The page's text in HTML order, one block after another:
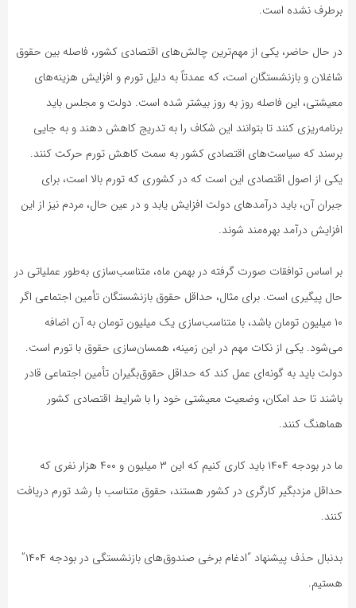
برطرف نشده است.
در حال حاضر، یکی از مهم‌ترین چالش‌های اقتصادی کشور، فاصله بین حقوق
شاغلان و بازنشستگان است، که عمدتاً به دلیل تورم و افزایش هزینه‌های
معیشتی، این فاصله روز به روز بیشتر شده است. دولت و مجلس باید
برنامه‌ریزی کنند تا بتوانند این شکاف را به تدریج کاهش دهند و به جایی
برسند که سیاست‌های اقتصادی کشور به سمت کاهش تورم حرکت کنند.
یکی از اصول اقتصادی این است که در کشوری که تورم بالا است، برای
جبران آن، باید درآمدهای دولت افزایش یابد و در عین حال، مردم نیز از این
افزایش درآمد بهره‌مند شوند.
بر اساس توافقات صورت گرفته در بهمن ماه، متناسب‌سازی به‌طور عملیاتی در
حال پیگیری است. برای مثال، حداقل حقوق بازنشستگان تأمین اجتماعی اگر
۱۰ میلیون تومان باشد، با متناسب‌سازی یک میلیون تومان به آن اضافه
می‌شود. یکی از نکات مهم در این زمینه، همسان‌سازی حقوق با تورم است.
دولت باید به گونه‌ای عمل کند که حداقل حقوق‌بگیران تأمین اجتماعی قادر
باشند تا حد امکان، وضعیت معیشتی خود را با شرایط اقتصادی کشور
هماهنگ کنند.
ما در بودجه ۱۴۰۴ باید کاری کنیم که این ۳ میلیون و ۴۰۰ هزار نفری که
حداقل مزدبگیر کارگری در کشور هستند، حقوق متناسب با رشد تورم دریافت
کنند.
بدنبال حذف پیشنهاد “ادغام برخی صندوق‌های بازنشستگی در بودجه ۱۴۰۴”
هستیم.